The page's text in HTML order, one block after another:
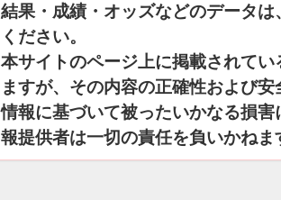
結果・成績・オッズなどのデータ
ください。
本サイトのページ上に掲載されて
ますが、その内容の正確性および
情報に基づいて被ったいかなる損
報提供者は一切の責任を負いかねま